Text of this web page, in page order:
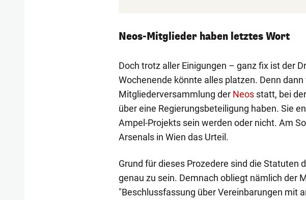
Neos-Mitglieder haben letztes Wort
Doch trotz aller Einigungen – ganz fix ist der
Wochenende könnte alles platzen. Denn
Mitgliederversammlung der Neosstatt, bei
über eine Regierungsbeteiligung haben. Sie
Ampel-Projekts sein werden oder nicht. Am
Arsenals in Wien das Urteil.
Grund für dieses Prozedere sind die Statuten
genau zu sein. Demnach obliegt nämlich der
"Beschlussfassung über Vereinbarungen mit